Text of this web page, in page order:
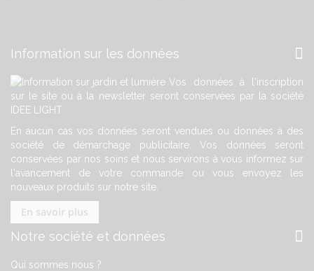
Information sur les données
Vos données à l'inscription
sur le site ou à la newsletter seront conservées par la société
IDEE LIGHT
En aucun cas vos données seront vendues ou données à des
société de démarchage publicitaire. Vos données seront
conservées par nos soins et nous servirons à vous informez sur
l'avancement de votre commande ou vous envoyez les
nouveaux produits sur notre site.
En savoir plus
Notre société et données
Qui sommes nous ?